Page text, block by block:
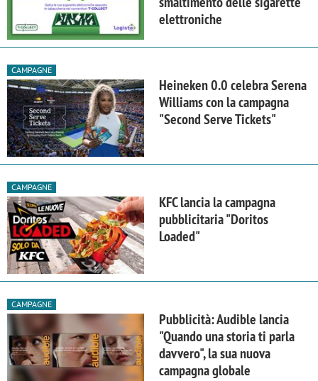
elettroniche
CAMPAGNE
Heineken 0.0 celebra Serena
Williams con la campagna
"Second Serve Tickets"
CAMPAGNE
KFC lancia la campagna
pubblicitaria "Doritos
Loaded"
CAMPAGNE
Pubblicità: Audible lancia
"Quando una storia ti parla
davvero", la sua nuova
campagna globale